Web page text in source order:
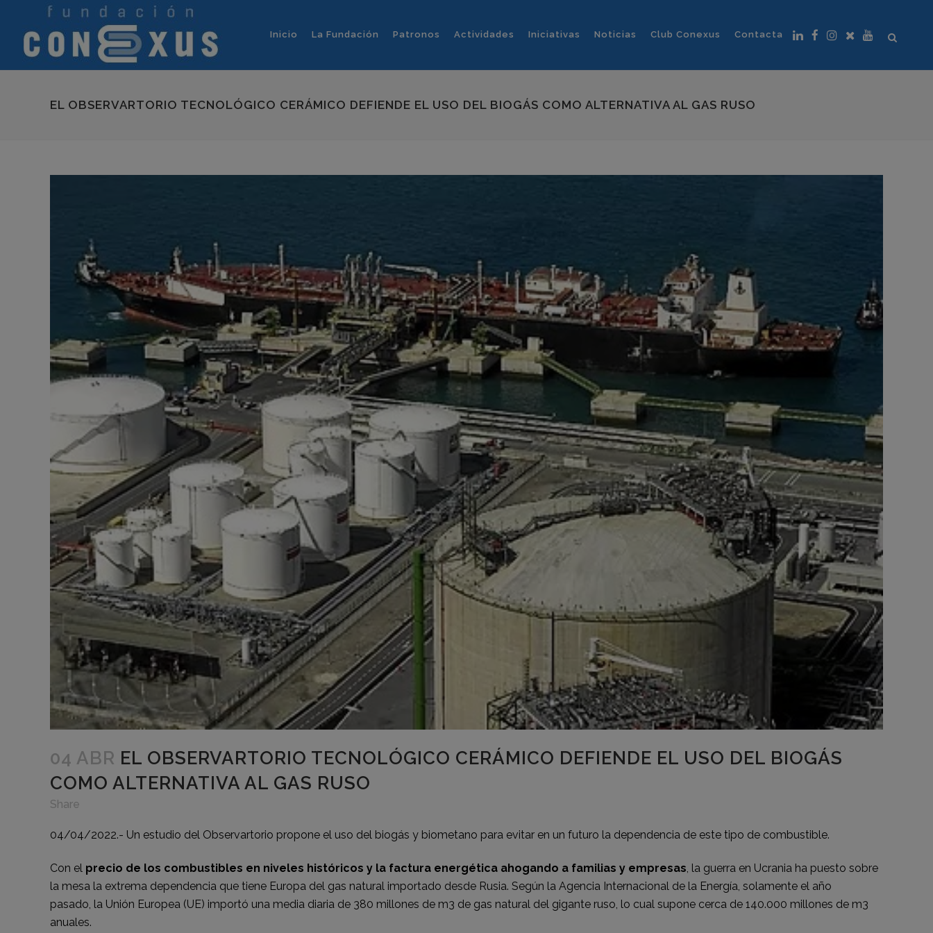
Inicio La Fundación Patronos Actividades Iniciativas Noticias Club Conexus Contacta
EL OBSERVARTORIO TECNOLÓGICO CERÁMICO DEFIENDE EL USO DEL BIOGÁS COMO ALTERNATIVA AL GAS RUSO
04 ABR EL OBSERVARTORIO TECNOLÓGICO CERÁMICO DEFIENDE EL USO DEL BIOGÁS
COMO ALTERNATIVA AL GAS RUSO
Share
04/04/2022.- Un estudio del Observartorio propone el uso del biogás y biometano para evitar en un futuro la dependencia de este tipo de combustible.
Con el precio de los combustibles en niveles históricos y la factura energética ahogando a familias y empresas, la guerra en Ucrania ha puesto sobre
la mesa la extrema dependencia que tiene Europa del gas natural importado desde Rusia. Según la Agencia Internacional de la Energía, solamente el año
pasado, la Unión Europea (UE) importó una media diaria de 380 millones de m3 de gas natural del gigante ruso, lo cual supone cerca de 140.000 millones de m3
anuales.